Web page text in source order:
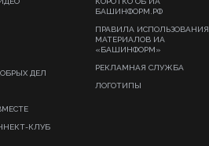
ДЕЛ
КЛУБ
БАШИНФОРМ.РФ
ПРАВИЛА ИСПОЛЬЗОВАНИЯ
МАТЕРИАЛОВ ИА
«БАШИНФОРМ»
РЕКЛАМНАЯ СЛУЖБА
ЛОГОТИПЫ